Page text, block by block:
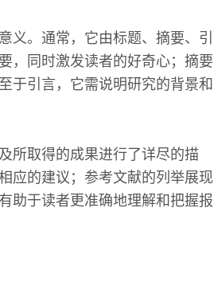
义。通常，它由标题、摘要、引
，同时激发读者的好奇心；摘要
于引言，它需说明研究的背景和
所取得的成果进行了详尽的描
应的建议；参考文献的列举展现
助于读者更准确地理解和把握报